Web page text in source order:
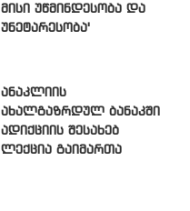
მისი უწმინდესობა და
უნეტარესობა'
ანაკლიის
ახალგაზრდულ ბანაკში
ადიქციის შესახებ
ლექცია გაიმართა